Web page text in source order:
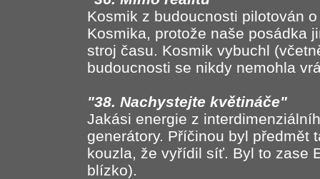
Kosmik z budoucnosti pilotován
Kosmika, protože naše posádka
stroj času. Kosmik vybuchl
budoucnosti se nikdy nemohla
"38. Nachystejte květináče"
Jakási energie z
generátory. Příčinou byl předmět
kouzla, že vyřídil síť. Byl to zase
blízko).